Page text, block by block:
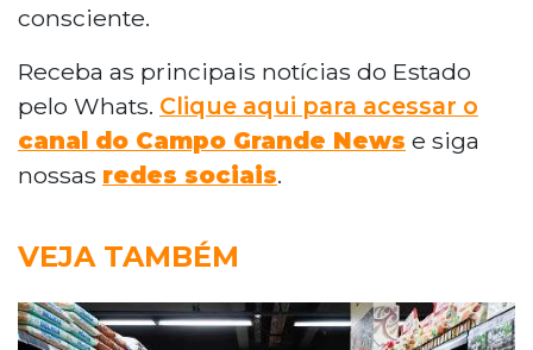
consciente.
Receba as principais notícias do Estado
pelo Whats. Clique aqui para acessar o
canal do Campo Grande News e siga
nossas redes sociais.
VEJA TAMBÉM